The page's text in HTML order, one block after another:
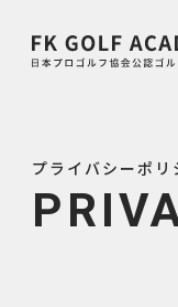
プライバシーポリ